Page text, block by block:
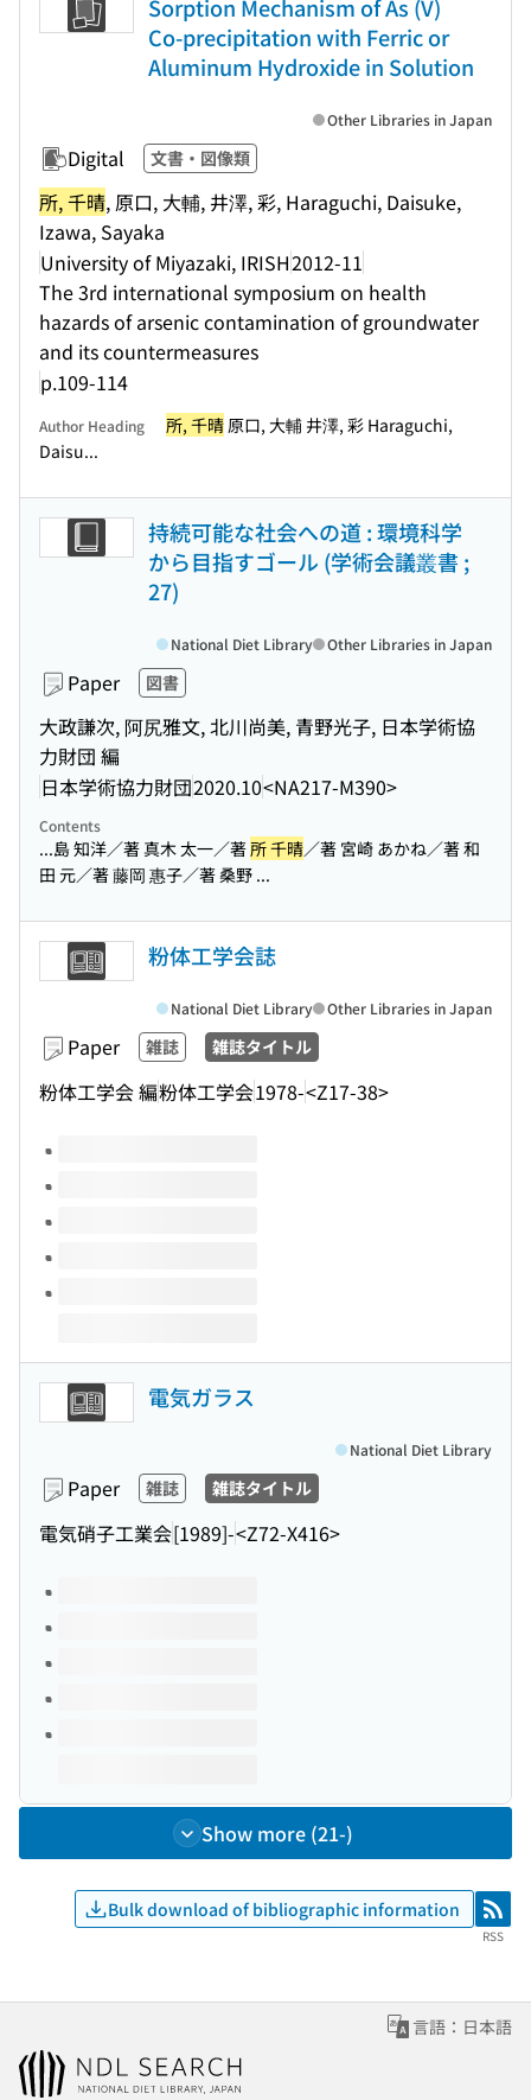
Sorption Mechanism of As (V)
Co-precipitation with Ferric or
Aluminum Hydroxide in Solution
Digital 文書・図像類
所, 千晴, 原口, 大輔, 井澤, 彩, Haraguchi, Daisuke,
Izawa, Sayaka
University of Miyazaki, IRISH2012-11
The 3rd international symposium on health
hazards of arsenic contamination of groundwater
and its countermeasures
p.109-114
Other Libraries in Japan
Author Heading 所, 千晴原口, 大輔 井澤, 彩 Haraguchi,
Daisu...
持続可能な社会への道 : 環境科学
から目指すゴール (学術会議叢書 ;
27)
Paper 図書
大政謙次, 阿尻雅文, 北川尚美, 青野光子, 日本学術協
力財団 編
日本学術協力財団2020.10<NA217-M390>
National Diet Library Other Libraries in Japan
Contents
...島 知洋／著 真木 太一／著所 千晴／著 宮崎 あかね／著 和
田 元／著 藤岡 惠子／著 桑野 ...
粉体工学会誌
Paper 雑誌 雑誌タイトル
粉体工学会 編粉体工学会1978-<Z17-38>
National Diet Library Other Libraries in Japan
Volumes of this title
電気ガラス
Paper 雑誌 雑誌タイトル
電気硝子工業会[1989]-<Z72-X416>
National Diet Library
Volumes of this title
Show more (21-)
Bulk download of bibliographic information RSS
RSS
言語：日本語